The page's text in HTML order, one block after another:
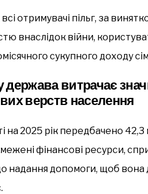
отримувачі пільг, за
внаслідок війни,
сукупного доходу
витрачає
верств населення
на 2025 рік передбачено 42,3
фінансові ресурси,
надання допомоги, щоб вона